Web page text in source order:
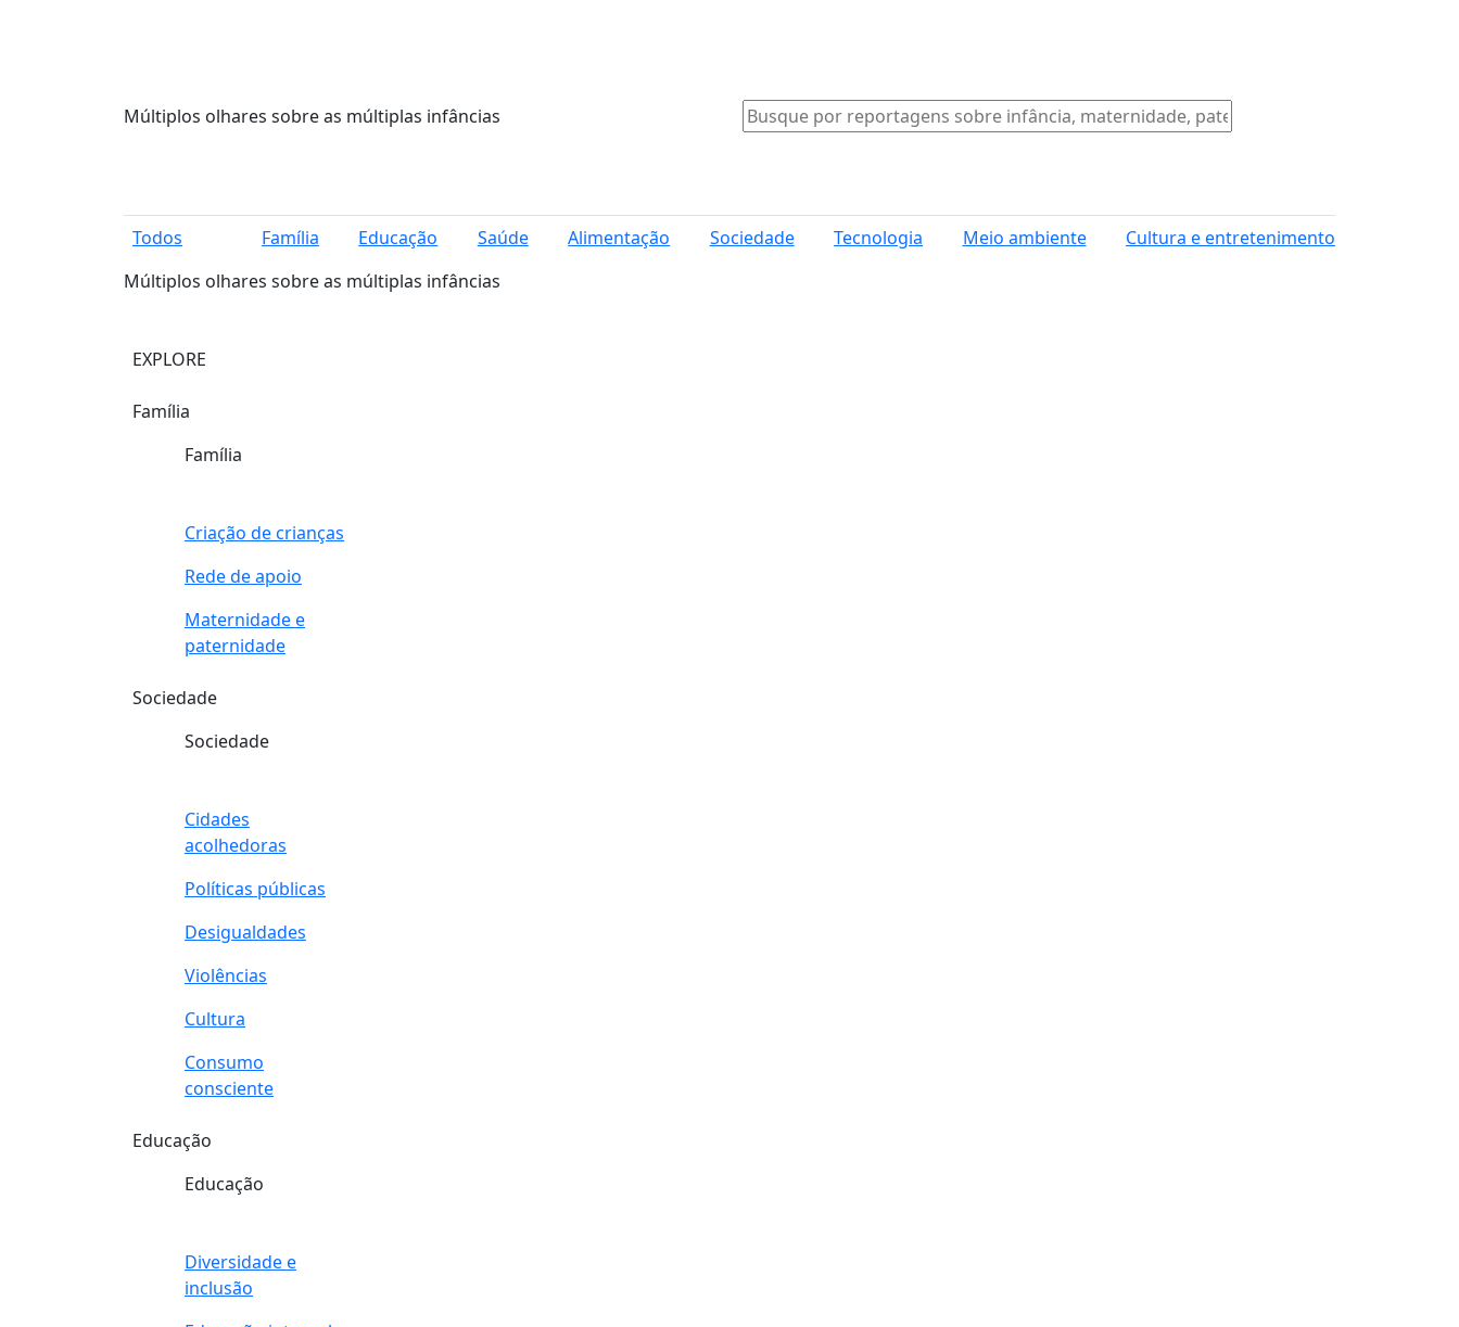
Múltiplos olhares sobre as múltiplas infâncias
Todos Família Educação Saúde Alimentação Sociedade Tecnologia Meio ambiente
Cultura e entretenimento
Múltiplos olhares sobre as múltiplas infâncias
EXPLORE
Família
Família
Criação de crianças
Rede de apoio
Maternidade e
paternidade
Sociedade
Sociedade
Cidades
acolhedoras
Políticas públicas
Desigualdades
Violências
Cultura
Consumo
consciente
Educação
Educação
Diversidade e
inclusão